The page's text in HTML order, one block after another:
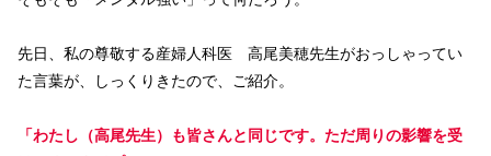
先日、私の尊敬する産婦人科医 高尾美穂先生がおっしゃってい
た言葉が、しっくりきたので、ご紹介。
「わたし（高尾先生）も皆さんと同じです。ただ周りの影響を受